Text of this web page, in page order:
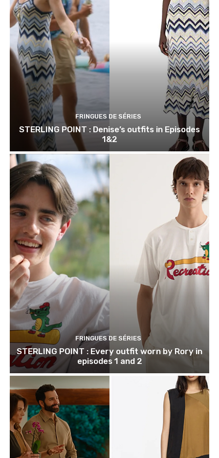
FRINGUES DE SÉRIES
STERLING POINT : Denise’s outfits in Episodes
1&2
FRINGUES DE SÉRIES
STERLING POINT : Every outfit worn by Rory in
episodes 1 and 2